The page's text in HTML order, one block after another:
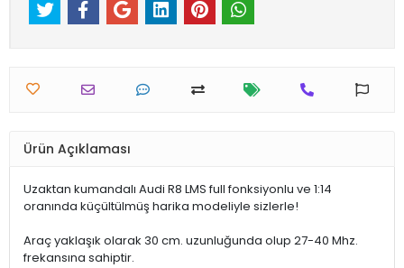
Ürün Açıklaması
Uzaktan kumandalı Audi R8 LMS full fonksiyonlu ve 1:14
oranında küçültülmüş harika modeliyle sizlerle!
Araç yaklaşık olarak 30 cm. uzunluğunda olup 27-40 Mhz.
frekansına sahiptir.